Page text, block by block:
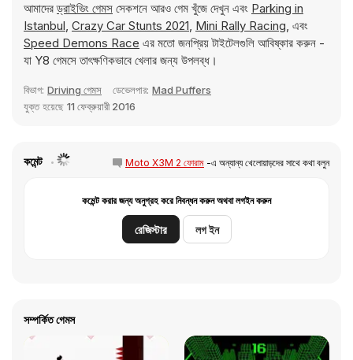
আমাদেরড্রাইভিং গেমস সেকশনে আরও গেম খুঁজে দেখুন এবং Parking in
Istanbul, Crazy Car Stunts 2021, Mini Rally Racing, এবং
Speed Demons Race এর মতো জনপ্রিয় টাইটেলগুলি আবিষ্কার করুন -
যা Y8 গেমসে তাৎক্ষণিকভাবে খেলার জন্য উপলব্ধ।
বিভাগ: Driving গেমস ডেভেলপার: Mad Puffers
যুক্ত হয়েছে 11 ফেব্রুয়ারী 2016
কমেন্ট Moto X3M 2 ফোরাম -এ অন্যান্য খেলোয়াড়দের সাথে কথা বলুন
কমেন্ট করার জন্য অনুগ্রহ করে নিবন্ধন করুন অথবা লগইন করুন
রেজিস্টার লগ ইন
সম্পর্কিত গেমস